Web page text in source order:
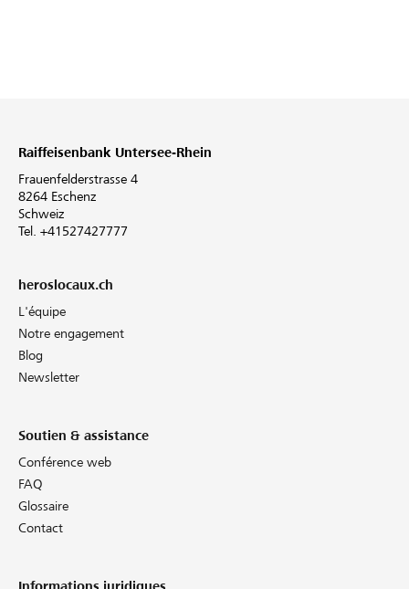
Raiffeisenbank Untersee-Rhein
Frauenfelderstrasse 4
8264 Eschenz
Schweiz
Tel. +41527427777
heroslocaux.ch
L'équipe
Notre engagement
Blog
Newsletter
Soutien & assistance
Conférence web
FAQ
Glossaire
Contact
Informations juridiques